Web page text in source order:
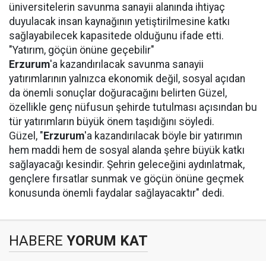
üniversitelerin savunma sanayii alanında ihtiyaç
duyulacak insan kaynağının yetiştirilmesine katkı
sağlayabilecek kapasitede olduğunu ifade etti.
"Yatırım, göçün önüne geçebilir"
Erzurum'a kazandırılacak savunma sanayii
yatırımlarının yalnızca ekonomik değil, sosyal açıdan
da önemli sonuçlar doğuracağını belirten Güzel,
özellikle genç nüfusun şehirde tutulması açısından bu
tür yatırımların büyük önem taşıdığını söyledi.
Güzel, " Erzurum'a kazandırılacak böyle bir yatırımın
hem maddi hem de sosyal alanda şehre büyük katkı
sağlayacağı kesindir. Şehrin geleceğini aydınlatmak,
gençlere fırsatlar sunmak ve göçün önüne geçmek
konusunda önemli faydalar sağlayacaktır" dedi.
HABERE YORUM KAT